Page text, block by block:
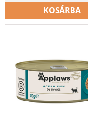
KOSÁRBA